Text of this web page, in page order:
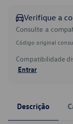
Verifique a
Consulte a
Código original
Compatibilidade
Entrar
Descrição